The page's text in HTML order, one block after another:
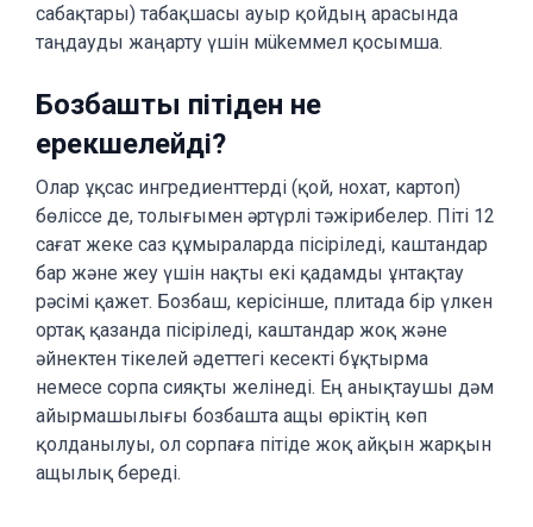
сабақтары) табақшасы ауыр қойдың арасында
таңдауды жаңарту үшін мükеммел қосымша.
Бозбашты пітіден не
ерекшелейді?
Олар ұқсас ингредиенттерді (қой, нохат, картоп)
бөліссе де, толығымен әртүрлі тәжірибелер. Піті 12
сағат жеке саз құмыраларда пісіріледі, каштандар
бар және жеу үшін нақты екі қадамды ұнтақтау
рәсімі қажет. Бозбаш, керісінше, плитада бір үлкен
ортақ қазанда пісіріледі, каштандар жоқ және
әйнектен тікелей әдеттегі кесекті бұқтырма
немесе сорпа сияқты желінеді. Ең анықтаушы дәм
айырмашылығы бозбашта ащы өріктің көп
қолданылуы, ол сорпаға пітіде жоқ айқын жарқын
ащылық береді.